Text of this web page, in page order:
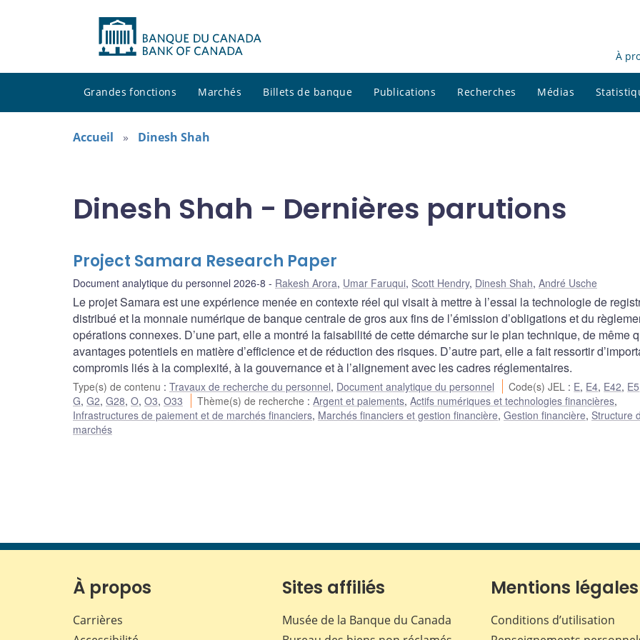
À
Grandes fonctions Marchés Billets de banque Publications Recherches Médias
Accueil Dinesh Shah
Dinesh Shah - Dernières parutions
Project Samara Research Paper
Document analytique du personnel 2026-8 Rakesh Arora, Umar Faruqui, Scott Hendry, Dinesh Shah, André Usche
Le projet Samara est une expérience menée en contexte réel qui visait à mettre à l’essai la technologie de
distribué et la monnaie numérique de banque centrale de gros aux fins de l’émission d’obligations et du
opérations connexes. D’une part, elle a montré la faisabilité de cette démarche sur le plan technique, de même
avantages potentiels en matière d’efficience et de réduction des risques. D’autre part, elle a fait ressortir
compromis liés à la complexité, à la gouvernance et à l’alignement avec les cadres réglementaires.
Type(s) de contenu : Travaux de recherche du personnel, Document analytique du personnel Code(s) JEL : E, E4, E42, E5
G, G2, G28, O, O3, O33 Thème(s) de recherche :Argent et paiements,Actifs numériques et technologies financières,
Infrastructures de paiement et de marchés financiers, Marchés financiers et gestion financière, Gestion financière, Structure
marchés
À propos
Carrières
Sites affiliés
Musée de la Banque du Canada
Mentions légales
Conditions d’utilisation